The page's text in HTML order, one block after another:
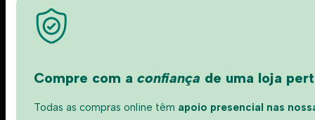
Compre com a confiança de uma loja
Todas as compras online têm apoio presencial nas